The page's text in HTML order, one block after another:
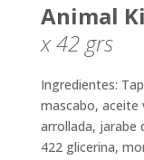
Animal
x 42 grs
Ingredientes:
mascabo,
arrollada, jarabe
422 glicerina,